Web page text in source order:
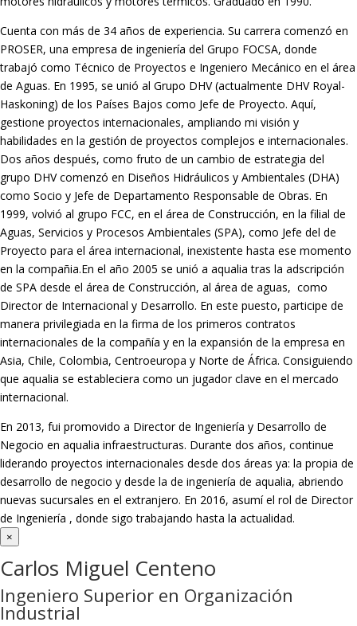
Cuenta con más de 34 años de experiencia. Su carrera comenzó en
PROSER, una empresa de ingeniería del Grupo FOCSA, donde
trabajó como Técnico de Proyectos e Ingeniero Mecánico en el área
de Aguas. En 1995, se unió al Grupo DHV (actualmente DHV Royal-
Haskoning) de los Países Bajos como Jefe de Proyecto. Aquí,
gestione proyectos internacionales, ampliando mi visión y
habilidades en la gestión de proyectos complejos e internacionales.
Dos años después, como fruto de un cambio de estrategia del
grupo DHV comenzó en Diseños Hidráulicos y Ambientales (DHA)
como Socio y Jefe de Departamento Responsable de Obras. En
1999, volvió al grupo FCC, en el área de Construcción, en la filial de
Aguas, Servicios y Procesos Ambientales (SPA), como Jefe del de
Proyecto para el área internacional, inexistente hasta ese momento
en la compañia.En el año 2005 se unió a aqualia tras la adscripción
de SPA desde el área de Construcción, al área de aguas, como
Director de Internacional y Desarrollo. En este puesto, participe de
manera privilegiada en la firma de los primeros contratos
internacionales de la compañía y en la expansión de la empresa en
Asia, Chile, Colombia, Centroeuropa y Norte de África. Consiguiendo
que aqualia se estableciera como un jugador clave en el mercado
internacional.
En 2013, fui promovido a Director de Ingeniería y Desarrollo de
Negocio en aqualia infraestructuras. Durante dos años, continue
liderando proyectos internacionales desde dos áreas ya: la propia de
desarrollo de negocio y desde la de ingeniería de aqualia, abriendo
nuevas sucursales en el extranjero. En 2016, asumí el rol de Director
de Ingeniería , donde sigo trabajando hasta la actualidad.
×
Carlos Miguel Centeno
Ingeniero Superior en Organización
Industrial